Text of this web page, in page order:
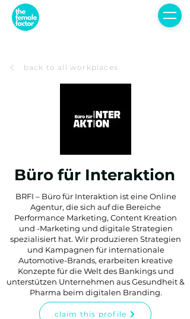
back to all workplaces
Büro für Interaktion
BRFI – Büro für Interaktion ist eine Online
Agentur, die sich auf die Bereiche
Performance Marketing, Content Kreation
und -Marketing und digitale Strategien
spezialisiert hat. Wir produzieren Strategien
und Kampagnen für internationale
Automotive-Brands, erarbeiten kreative
Konzepte für die Welt des Bankings und
unterstützen Unternehmen aus Gesundheit &
Pharma beim digitalen Branding.
claim this profile